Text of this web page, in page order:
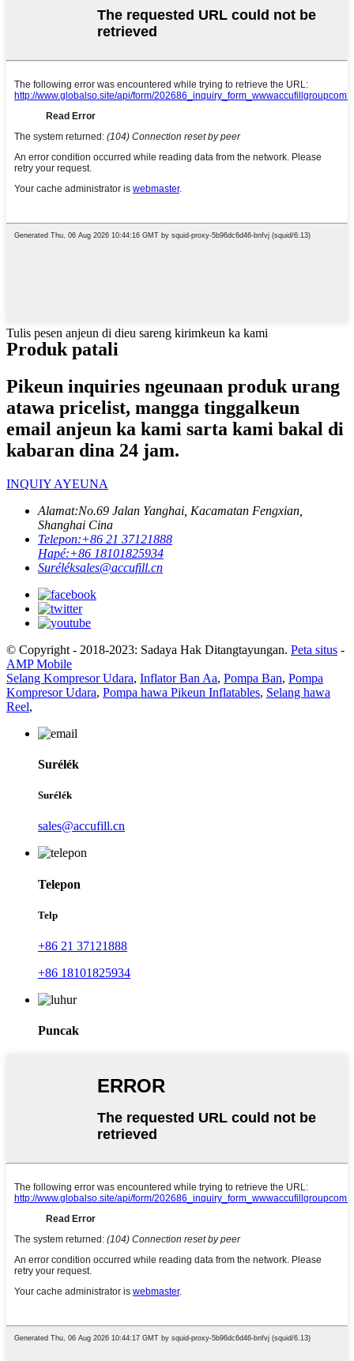
Tulis pesen anjeun di dieu sareng kirimkeun ka kami
Produk patali
Pikeun inquiries ngeunaan produk urang
atawa pricelist, mangga tinggalkeun
email anjeun ka kami sarta kami bakal di
kabaran dina 24 jam.
INQUIY AYEUNA
Alamat:No.69 Jalan Yanghai, Kacamatan Fengxian,
Shanghai Cina
Telepon:+86 21 37121888
Hapé:+86 18101825934
Suréléksales@accufill.cn
© Copyright - 2018-2023: Sadaya Hak Ditangtayungan. Peta situs -
AMP Mobile
Selang Kompresor Udara, Inflator Ban Aa, Pompa Ban, Pompa
Kompresor Udara, Pompa hawa Pikeun Inflatables, Selang hawa
Reel,
Surélék
Surélék
sales@accufill.cn
Telepon
Telp
+86 21 37121888
+86 18101825934
Puncak